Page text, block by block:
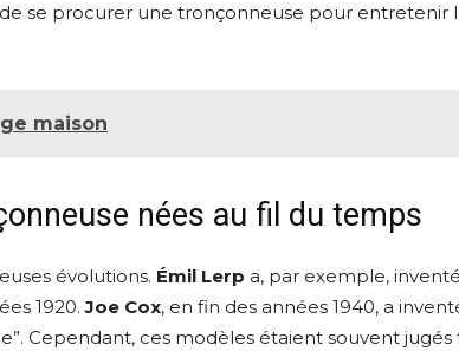
se procurer une tronçonneuse pour entretenir
maison
nées au fil du temps
évolutions. Émil Lerp a, par exemple,
1920.Joe Cox, en fin des années 1940, a
Cependant, ces modèles étaient souvent jugés